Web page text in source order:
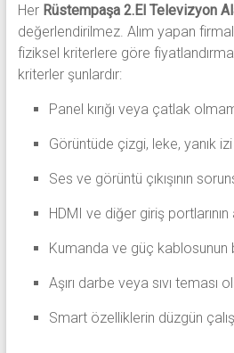
Her Rüstempaşa 2.El Televizyon
değerlendirilmez. Alım yapan
fiziksel kriterlere göre
kriterler şunlardır:
Panel kırığı veya çatlak
Görüntüde çizgi, leke, yanık
Ses ve görüntü çıkışının
HDMI ve diğer giriş
Kumanda ve güç kablosunun
Aşırı darbe veya sıvı teması
Smart özelliklerin düzgün